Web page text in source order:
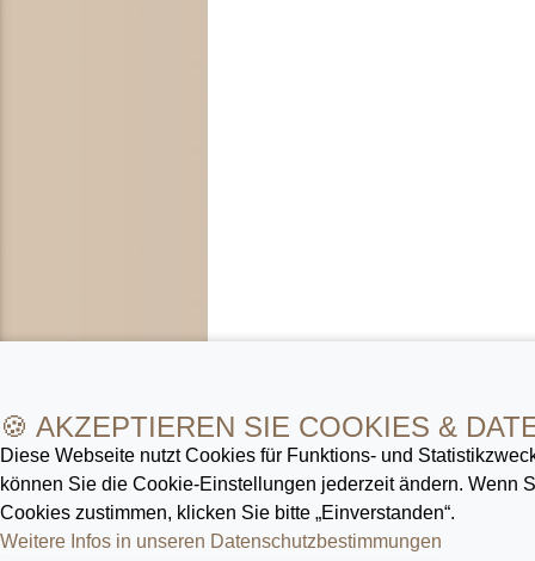
🍪 AKZEPTIEREN SIE COOKIES &
Diese Webseite nutzt Cookies für Funktions- und
können Sie die Cookie-Ein­stellungen jederzeit ändern. Wenn
Cookies zustimmen, klicken Sie bitte „Einverstanden“.
Weitere Infos in unseren Datenschutz­bestimmungen